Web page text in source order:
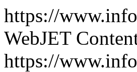
https://
WebJET
https://